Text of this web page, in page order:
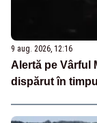
9 aug. 2026, 12:16
Alertă pe Vârful
dispărut în